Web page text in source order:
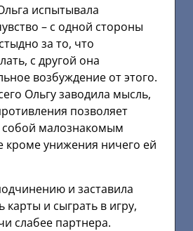
испытывала
– с одной стороны
за то, что
с другой она
возбуждение от этого.
Ольгу заводила мысль,
позволяет
собой малознакомым
кроме унижения ничего ей
и заставила
карты и сыграть в игру,
слабее партнера.